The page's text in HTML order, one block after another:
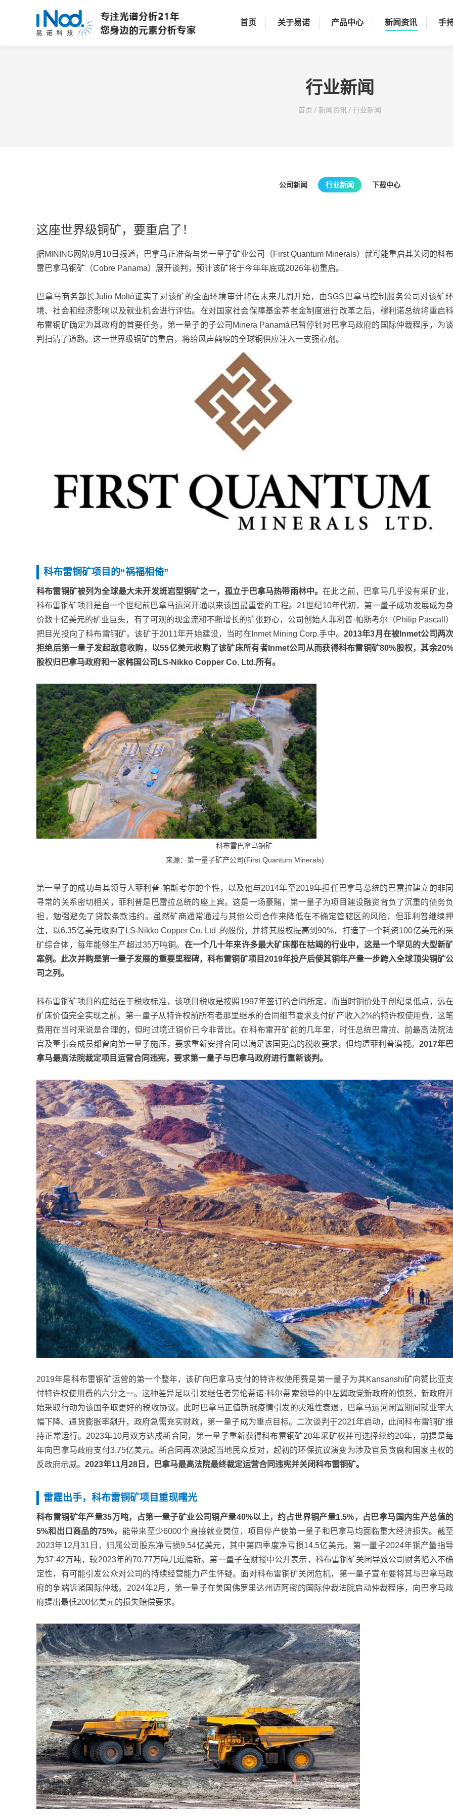
首页 关于易诺 产品中心 新闻资讯 手
行业新闻
您在这里：
首页 / 新闻资讯 / 行业新闻
公司新闻 行业新闻 下载中心
这座世界级铜矿，要重启了！
据MINING网站9月10日报道，巴拿马正准备与第一量子矿业公司（First Quantum Minerals）就可能重启其关闭的科布
雷巴拿马铜矿（Cobre Panama）展开谈判，预计该矿将于今年年底或2026年初重启。
巴拿马商务部长Julio Moltó证实了对该矿的全面环境审计将在未来几周开始，由SGS巴拿马控制服务公司对该矿环
境、社会和经济影响以及就业机会进行评估。在对国家社会保障基金养老金制度进行改革之后，穆利诺总统将重启科
布雷铜矿确定为其政府的首要任务。第一量子的子公司Minera Panamá已暂停针对巴拿马政府的国际仲裁程序，为谈
判扫清了道路。这一世界级铜矿的重启，将给风声鹤唳的全球铜供应注入一支强心剂。
科布雷铜矿项目的“祸福相倚”
科布雷铜矿被列为全球最大未开发斑岩型铜矿之一，孤立于巴拿马热带雨林中。在此之前，巴拿马几乎没有采矿业，
科布雷铜矿项目是自一个世纪前巴拿马运河开通以来该国最重要的工程。21世纪10年代初，第一量子成功发展成为身
价数十亿美元的矿业巨头，有了可观的现金流和不断增长的扩张野心，公司创始人菲利普·帕斯考尔（Philip Pascall）
把目光投向了科布雷铜矿。该矿于2011年开始建设，当时在Inmet Mining Corp.手中。2013年3月在被Inmet公司两次
拒绝后第一量子发起敌意收购，以55亿美元收购了该矿床所有者Inmet公司从而获得科布雷铜矿80%股权，其余20%
股权归巴拿马政府和一家韩国公司LS-Nikko Copper Co. Ltd.所有。
科布雷巴拿马铜矿
来源：第一量子矿产公司(First Quantum Minerals)
第一量子的成功与其领导人菲利普·帕斯考尔的个性，以及他与2014年至2019年担任巴拿马总统的巴雷拉建立的非同
寻常的关系密切相关，菲利普是巴雷拉总统的座上宾。这是一场豪赌，第一量子为项目建设融资背负了沉重的债务负
担，勉强避免了贷款条款违约。虽然矿商通常通过与其他公司合作来降低在不确定管辖区的风险，但菲利普继续押
注，以6.35亿美元收购了LS-Nikko Copper Co. Ltd .的股份，并将其股权提高到90%，打造了一个耗资100亿美元的采
矿综合体，每年能够生产超过35万吨铜。 在一个几十年来许多最大矿床都在枯竭的行业中，这是一个罕见的大型新矿
案例。此次并购是第一量子发展的重要里程碑，科布雷铜矿项目2019年投产后使其铜年产量一步跨入全球顶尖铜矿公
司之列。
科布雷铜矿项目的症结在于税收标准，该项目税收是按照1997年签订的合同所定，而当时铜价处于创纪录低点，远在
矿床价值完全实现之前。第一量子从特许权前所有者那里继承的合同细节要求支付矿产收入2%的特许权使用费，这笔
费用在当时来说是合理的，但时过境迁铜价已今非昔比。在科布雷开矿前的几年里，时任总统巴雷拉、前最高法院法
官及董事会成员都曾向第一量子施压，要求重新安排合同以满足该国更高的税收要求，但均遭菲利普漠视。 2017年巴
拿马最高法院裁定项目运营合同违宪，要求第一量子与巴拿马政府进行重新谈判。
2019年是科布雷铜矿运营的第一个整年，该矿向巴拿马支付的特许权使用费是第一量子为其Kansanshi矿向赞比亚支
付特许权使用费的六分之一。这种差异足以引发继任者劳伦蒂诺·科尔蒂索领导的中左翼政党新政府的愤怒，新政府开
始采取行动为该国争取更好的税收协议。此时巴拿马正值新冠疫情引发的灾难性衰退，巴拿马运河闲置期间就业率大
幅下降、通货膨胀率飙升，政府急需充实财政，第一量子成为重点目标。二次谈判于2021年启动，此间科布雷铜矿维
持正常运行。2023年10月双方达成新合同，第一量子重新获得科布雷铜矿20年采矿权并可选择续约20年，前提是每
年向巴拿马政府支付3.75亿美元。新合同再次激起当地民众反对，起初的环保抗议演变为涉及官员贪腐和国家主权的
反政府示威。 2023年11月28日，巴拿马最高法院最终裁定运营合同违宪并关闭科布雷铜矿。
雷霆出手，科布雷铜矿项目重现曙光
科布雷铜矿年产量35万吨，占第一量子矿业公司铜产量40%以上，约占世界铜产量1.5%，占巴拿马国内生产总值的
5%和出口商品的75%， 能带来至少6000个直接就业岗位，项目停产使第一量子和巴拿马均面临重大经济损失。截至
2023年12月31日，归属公司股东净亏损9.54亿美元，其中第四季度净亏损14.5亿美元。第一量子2024年铜产量指导
为37-42万吨，较2023年的70.77万吨几近腰斩。第一量子在财报中公开表示，科布雷铜矿关闭导致公司财务陷入不确
定性，有可能引发公众对公司的持续经营能力产生怀疑。面对科布雷铜矿关闭危机，第一量子宣布要将其与巴拿马政
府的争端诉诸国际仲裁。2024年2月，第一量子在美国佛罗里达州迈阿密的国际仲裁法院启动仲裁程序，向巴拿马政
府提出最低200亿美元的损失赔偿要求。